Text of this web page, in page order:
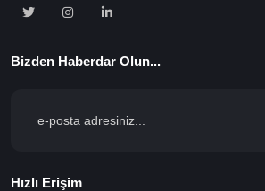
Bizden Haberdar Olun...
Hızlı Erişim